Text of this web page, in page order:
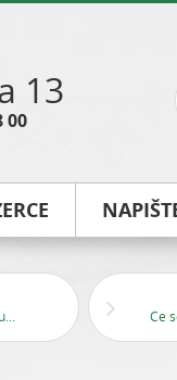
13
00